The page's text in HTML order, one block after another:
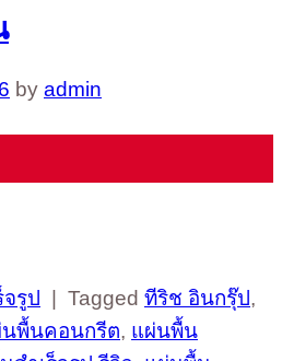
by admin
รูป Tagged ทีริช อินกรุ๊ป,
พื้นคอนกรีต, แผ่นพื้น